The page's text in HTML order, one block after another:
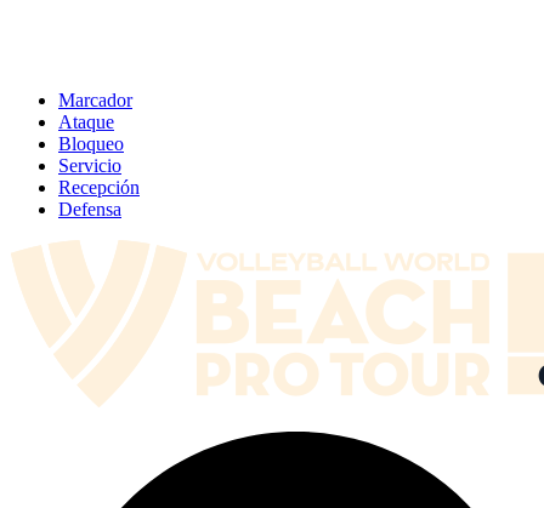
Marcador
Ataque
Bloqueo
Servicio
Recepción
Defensa